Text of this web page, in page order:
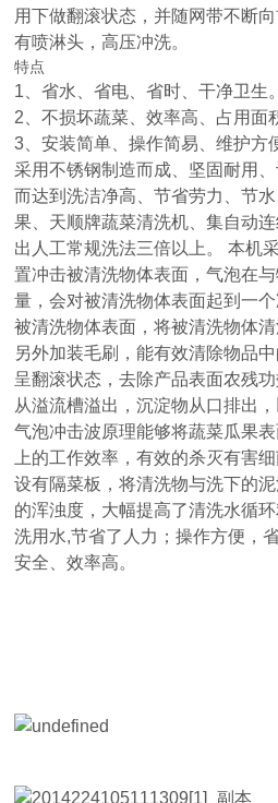
用下做翻滚状态，并随网带不断
有喷淋头，高压冲洗。
特点
1、省水、省电、省时、干净卫生
2、不损坏蔬菜、效率高、占用面
3、安装简单、操作简易、维护方
采用不锈钢制造而成、坚固耐用
而达到洗洁净高、节省劳力、节
果、天顺牌蔬菜清洗机、集自动
出人工常规洗法三倍以上。 本机
置冲击被清洗物体表面，气泡在
量，会对被清洗物体表面起到一
被清洗物体表面，将被清洗物体清
另外加装毛刷，能有效清除物品
呈翻滚状态，去除产品表面农残
从溢流槽溢出，沉淀物从口排出，
气泡冲击波原理能够将蔬菜瓜果
上的工作效率，有效的杀灭有害
设有隔菜板，将清洗物与洗下的
的浑浊度，大幅提高了清洗水循
洗用水,节省了人力；操作方便，
安全、效率高。